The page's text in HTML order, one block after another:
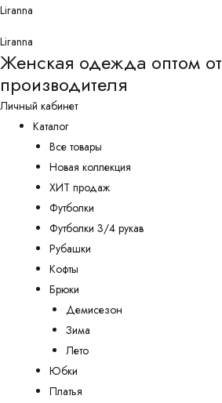
Перейти
содержимому
Liranna
Liranna
Женская одежда оптом от
производителя
Личный кабинет
Каталог
Все товары
Новая коллекция
ХИТ продаж
Футболки
Футболки 3/4 рукав
Рубашки
Кофты
Брюки
Демисезон
Зима
Лето
Юбки
Платья